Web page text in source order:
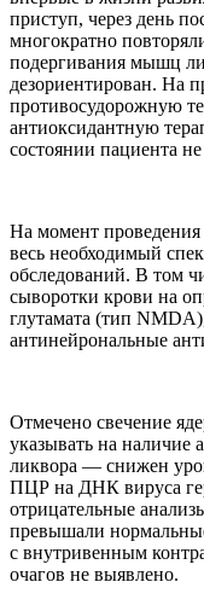
приступ, через день
многократно
подергивания мышц
дезориентирован. На
противосудорожную
антиоксидантную
состоянии пациента
На момент
весь необходимый
обследований. В том
сыворотки крови на
глутамата (тип
антинейрональные
Отмечено свечение
указывать на наличие
ликвора — снижен
ПЦР на ДНК вируса
отрицательные
превышали
с внутривенным
очагов не выявлено.